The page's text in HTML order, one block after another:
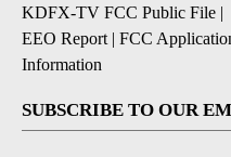
KDFX-TV FCC Public File |
EEO Report | FCC
Information
SUBSCRIBE TO OUR